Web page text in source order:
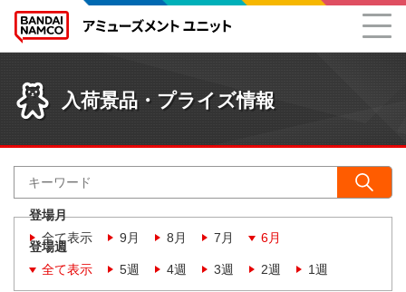
入荷景品・プライズ情報
登場月
全て表示
9月 8月 7月 6月
登場週
全て表示
5週 4週 3週 2週 1週